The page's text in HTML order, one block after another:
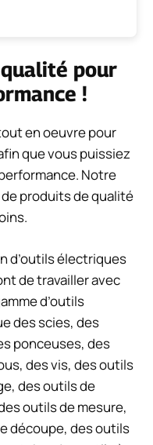
pour
!
en oeuvre pour
que vous puissiez
Notre
produits de qualité
d’outils électriques
de travailler avec
d’outils
des scies, des
ponceuses, des
des vis, des outils
des outils de
outils de mesure,
découpe, des outils